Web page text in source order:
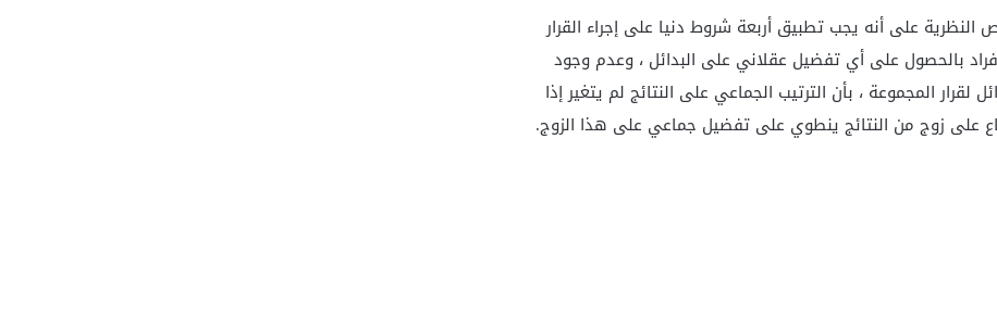
النظرية على أنه يجب تطبيق أربعة شروط دنيا على إجراء القرار
بالحصول على أي تفضيل عقلاني على البدائل ، وعدم وجود
المجموعة ، بأن الترتيب الجماعي على النتائج لم يتغير إذا
على زوج من النتائج ينطوي على تفضيل جماعي على هذا الزوج.